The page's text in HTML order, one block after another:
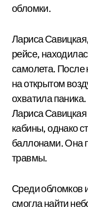
обломки.
Лариса
рейсе,
самолета. После
на открытом
охватила
Лариса Савицкая
кабины, однако
баллонами. Она
травмы.
Среди обломков
смогла найти